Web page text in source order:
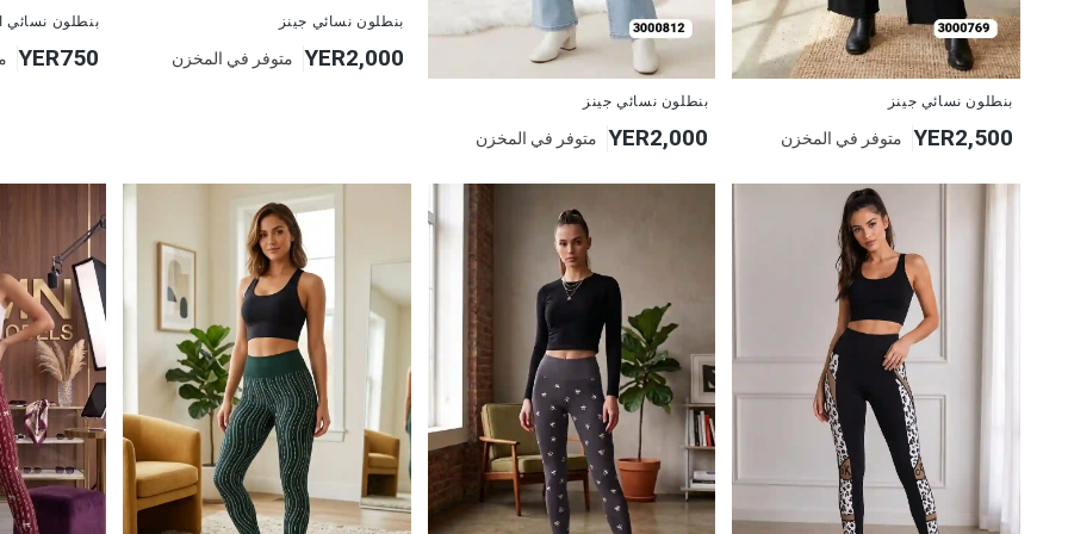
بنطلون نسائي جينز
YER2,500 متوفر في المخزن
بنطلون نسائي جينز
YER2,000 متوفر في المخزن
بنطلون نسائي جينز
YER2,000 متوفر في المخزن
بنطلون
YER750